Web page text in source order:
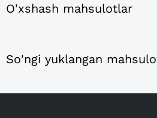
O'xshash mahsulotlar
So'ngi yuklangan